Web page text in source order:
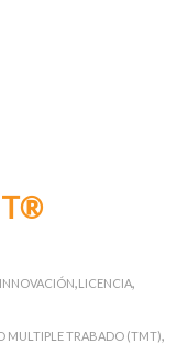
INNOVACIÓN,LICENCIA,
MULTIPLE TRABADO (TMT),